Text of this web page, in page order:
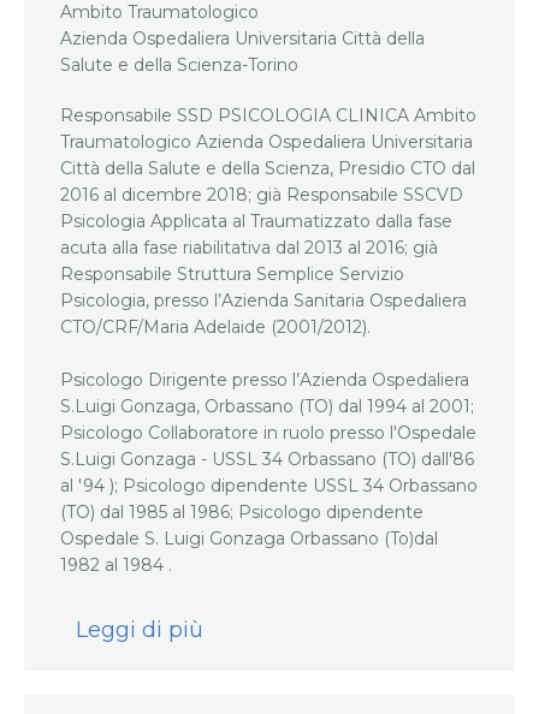
Ambito Traumatologico
Azienda Ospedaliera Universitaria Città della
Salute e della Scienza-Torino
Responsabile SSD PSICOLOGIA CLINICA Ambito
Traumatologico Azienda Ospedaliera Universitaria
Città della Salute e della Scienza, Presidio CTO dal
2016 al dicembre 2018; già Responsabile SSCVD
Psicologia Applicata al Traumatizzato dalla fase
acuta alla fase riabilitativa dal 2013 al 2016; già
Responsabile Struttura Semplice Servizio
Psicologia, presso l’Azienda Sanitaria Ospedaliera
CTO/CRF/Maria Adelaide (2001/2012).
Psicologo Dirigente presso l’Azienda Ospedaliera
S.Luigi Gonzaga, Orbassano (TO) dal 1994 al 2001;
Psicologo Collaboratore in ruolo presso l'Ospedale
S.Luigi Gonzaga - USSL 34 Orbassano (TO) dall'86
al '94 ); Psicologo dipendente USSL 34 Orbassano
(TO) dal 1985 al 1986; Psicologo dipendente
Ospedale S. Luigi Gonzaga Orbassano (To)dal
1982 al 1984 .
Leggi di più